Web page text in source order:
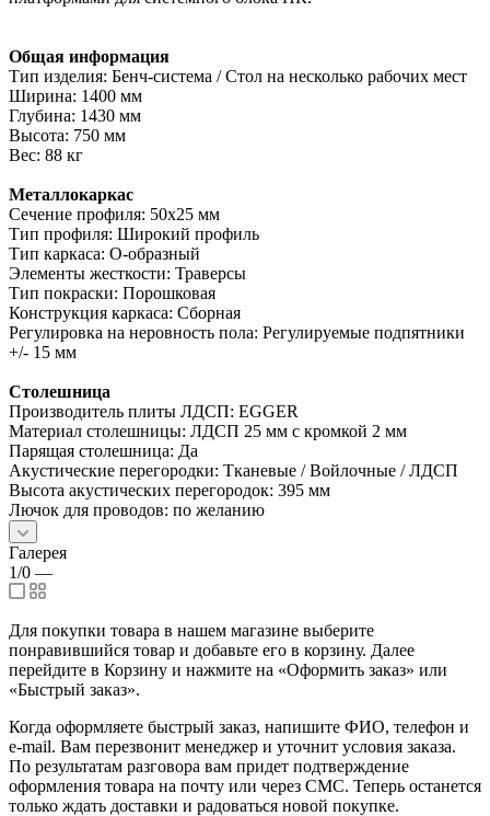
Общая информация
Тип изделия: Бенч-система / Стол на несколько рабочих мест
Ширина: 1400 мм
Глубина: 1430 мм
Высота: 750 мм
Вес: 88 кг
Металлокаркас
Сечение профиля: 50х25 мм
Тип профиля: Широкий профиль
Тип каркаса: О-образный
Элементы жесткости: Траверсы
Тип покраски: Порошковая
Конструкция каркаса: Сборная
Регулировка на неровность пола: Регулируемые подпятники
+/- 15 мм
Столешница
Производитель плиты ЛДСП: EGGER
Материал столешницы: ЛДСП 25 мм с кромкой 2 мм
Парящая столешница: Да
Акустические перегородки: Тканевые / Войлочные / ЛДСП
Высота акустических перегородок: 395 мм
Лючок для проводов: по желанию
Галерея
1/0 —
Для покупки товара в нашем магазине выберите
понравившийся товар и добавьте его в корзину. Далее
перейдите в Корзину и нажмите на «Оформить заказ» или
«Быстрый заказ».
Когда оформляете быстрый заказ, напишите ФИО, телефон и
e-mail. Вам перезвонит менеджер и уточнит условия заказа.
По результатам разговора вам придет подтверждение
оформления товара на почту или через СМС. Теперь останется
только ждать доставки и радоваться новой покупке.